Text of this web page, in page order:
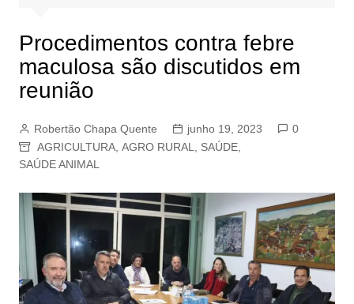
Procedimentos contra febre
maculosa são discutidos em
reunião
Robertão Chapa Quente junho 19, 2023
0
AGRICULTURA, AGRO RURAL SAÚDE,
SAÚDE ANIMAL